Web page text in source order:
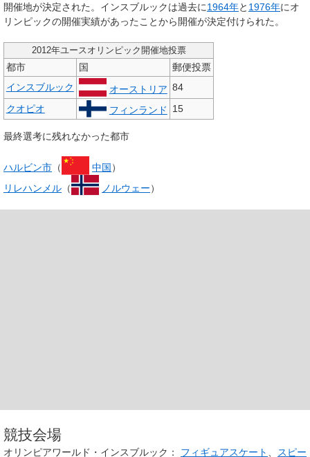
開催地が決定された。インスブルックは過去に1964年と 1976年にオ
リンピックの開催実績があったことから開催が決定付けられた。
2012年ユースオリンピック開催地投票
都市 国
郵便投票
インスブルック
オーストリア 84
クオピオ
フィンランド 15
最終選考に残れなかった都市
ハルビン市 （ 中国 ）
リレハンメル （ ノルウェー）
競技会場
オリンピアワールド・インスブルック： フィギュアスケート 、 スピー